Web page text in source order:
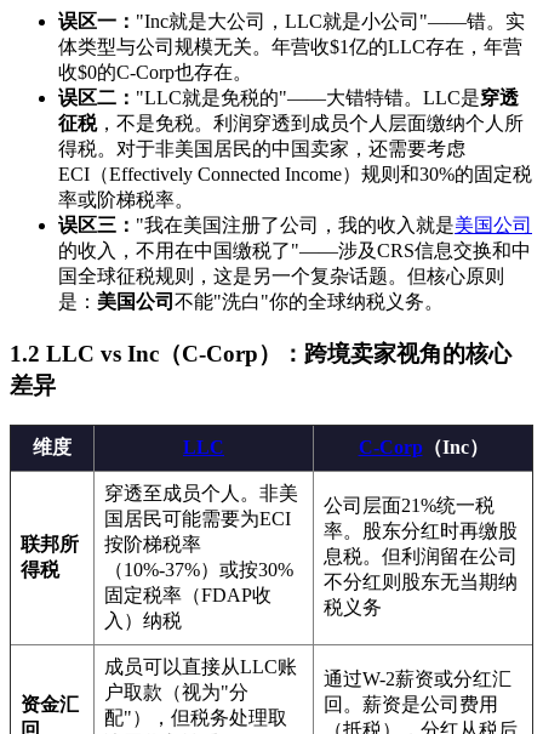
误区一： "Inc就是大公司，LLC就是小公司"——错。实
体类型与公司规模无关。年营收$1亿的LLC存在，年营
收$0的C-Corp也存在。
误区二： "LLC就是免税的"——大错特错。LLC是穿透
征税，不是免税。利润穿透到成员个人层面缴纳个人所
得税。对于非美国居民的中国卖家，还需要考虑
ECI（Effectively Connected Income）规则和30%的固定税
率或阶梯税率。
误区三： "我在美国注册了公司，我的收入就是美国公司
的收入，不用在中国缴税了"——涉及CRS信息交换和中
国全球征税规则，这是另一个复杂话题。但核心原则
是： 美国公司 不能"洗白"你的全球纳税义务。
1.2 LLC vs Inc（C-Corp）：跨境卖家视角的核心
差异
维度 LLC C-Corp（Inc）
联邦所
得税
穿透至成员个人。非美
国居民可能需要为ECI
按阶梯税率
（10%-37%）或按30%
固定税率（FDAP收
入）纳税
公司层面21%统一税
率。股东分红时再缴股
息税。但利润留在公司
不分红则股东无当期纳
税义务
资金汇
回
成员可以直接从LLC账
户取款（视为"分
配"），但税务处理取
通过W-2薪资或分红汇
回。薪资是公司费用
（抵税），分红从税后